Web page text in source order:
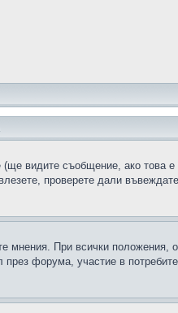
видите съобщение, ако това
проверете дали
мнения. При всички положения,
форума, участие в